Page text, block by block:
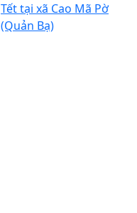
Tết tại xã Cao Mã Pờ
(Quản Bạ)